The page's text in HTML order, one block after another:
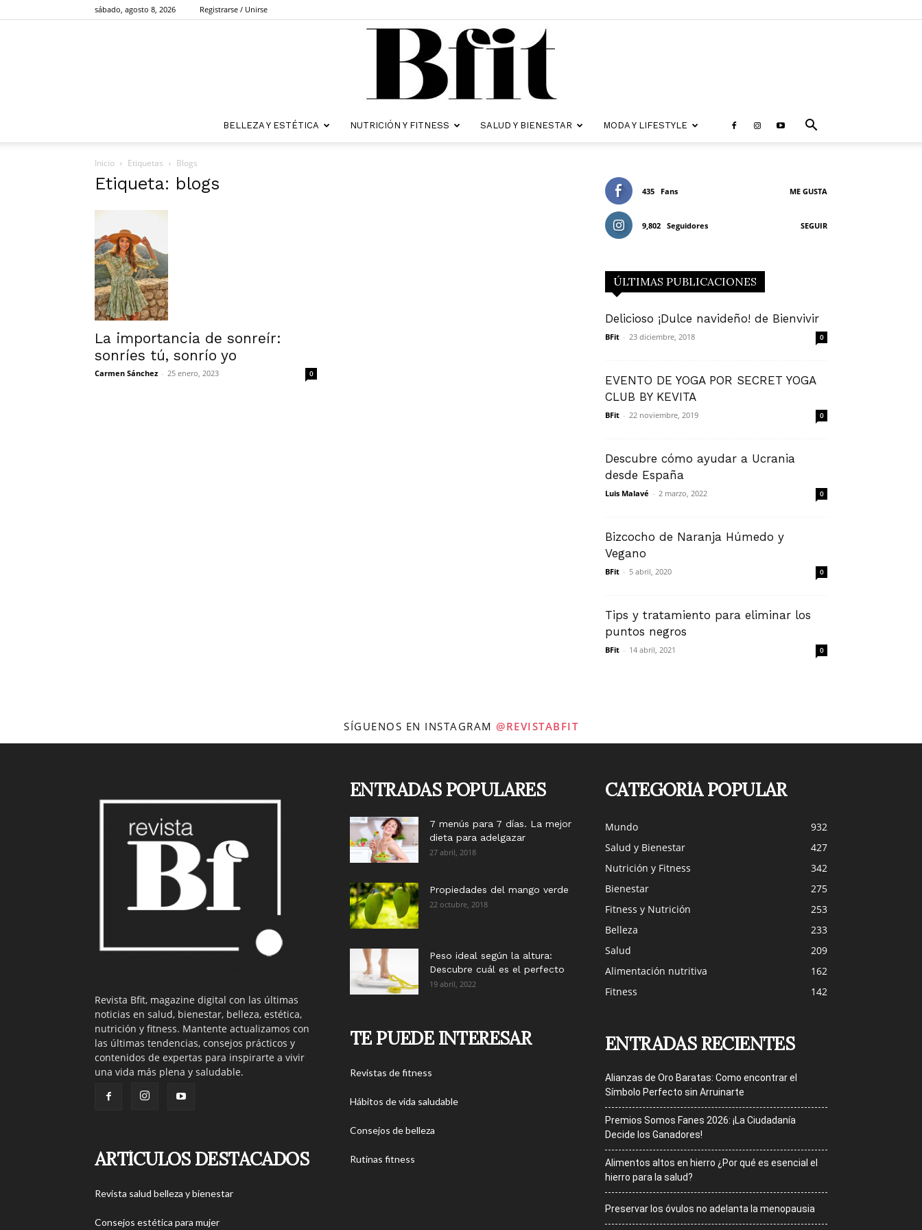
sábado, agosto 8, 2026 Registrarse / Unirse
BELLEZA Y ESTÉTICA NUTRICIÓN Y FITNESS SALUD Y BIENESTAR MODA Y LIFESTYLE
Inicio Etiquetas Blogs
Etiqueta: blogs
La importancia de sonreír:
sonríes tú, sonrío yo
Carmen Sánchez - 25 enero, 2023 0
435 Fans ME GUSTA
9,802 Seguidores SEGUIR
ÚLTIMAS PUBLICACIONES
Delicioso ¡Dulce navideño! de Bienvivir
BFit - 23 diciembre, 2018 0
EVENTO DE YOGA POR SECRET YOGA
CLUB BY KEVITA
BFit - 22 noviembre, 2019 0
Descubre cómo ayudar a Ucrania
desde España
Luis Malavé - 2 marzo, 2022 0
Bizcocho de Naranja Húmedo y
Vegano
BFit - 5 abril, 2020 0
Tips y tratamiento para eliminar los
puntos negros
BFit - 14 abril, 2021 0
SÍGUENOS EN INSTAGRAM @REVISTABFIT
Revista Bfit, magazine digital con las últimas
noticias en salud, bienestar, belleza, estética,
nutrición y fitness. Mantente actualizamos con
las últimas tendencias, consejos prácticos y
contenidos de expertas para inspirarte a vivir
una vida más plena y saludable.
ARTÍCULOS DESTACADOS
Revista salud belleza y bienestar
Consejos estética para mujer
ENTRADAS POPULARES
7 menús para 7 días. La mejor
dieta para adelgazar
27 abril, 2018
Propiedades del mango verde
22 octubre, 2018
Peso ideal según la altura:
Descubre cuál es el perfecto
19 abril, 2022
TE PUEDE INTERESAR
Revistas de fitness
Hábitos de vida saludable
Consejos de belleza
Rutinas fitness
CATEGORÍA POPULAR
Mundo
932
Salud y Bienestar
427
Nutrición y Fitness
342
Bienestar
275
Fitness y Nutrición
253
Belleza
233
Salud
209
Alimentación nutritiva
162
Fitness
142
ENTRADAS RECIENTES
Alianzas de Oro Baratas: Como encontrar el
Símbolo Perfecto sin Arruinarte
Premios Somos Fanes 2026: ¡La Ciudadanía
Decide los Ganadores!
Alimentos altos en hierro ¿Por qué es esencial el
hierro para la salud?
Preservar los óvulos no adelanta la menopausia